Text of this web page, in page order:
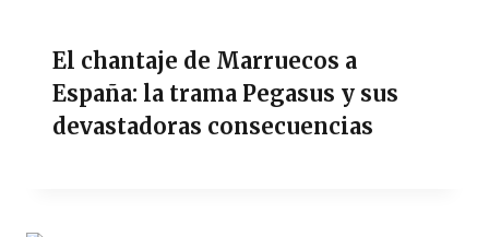
El chantaje de Marruecos a
España: la trama Pegasus y sus
devastadoras consecuencias